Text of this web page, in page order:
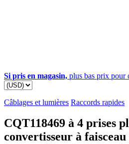
Si pris en magasin, plus bas prix pour
Câblages et lumières Raccords rapides
CQT118469 à 4 prises
convertisseur à